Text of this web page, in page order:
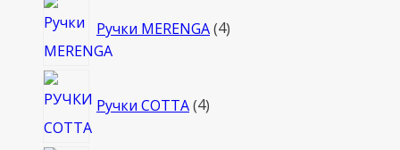
Ручки MERENGA 4товара
Ручки COTTA 4товара